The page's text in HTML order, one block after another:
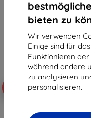
bieten zu
Wir verwenden
Einige sind für
Funktionieren
während andere
zu analysieren
personalisieren.
12,90 €
11,61 €
Auf Lager > 5 Stk.